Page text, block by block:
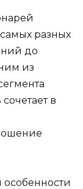
разных
до
из
в